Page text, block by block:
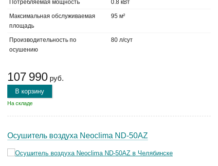
Потребляемая мощность 0.8 кВт
Максимальная обслуживаемая
площадь
95 м²
Производительность по
осушению
80 л/сут
107 990 руб.
В корзину
На складе
Осушитель воздуха Neoclima ND-50AZ